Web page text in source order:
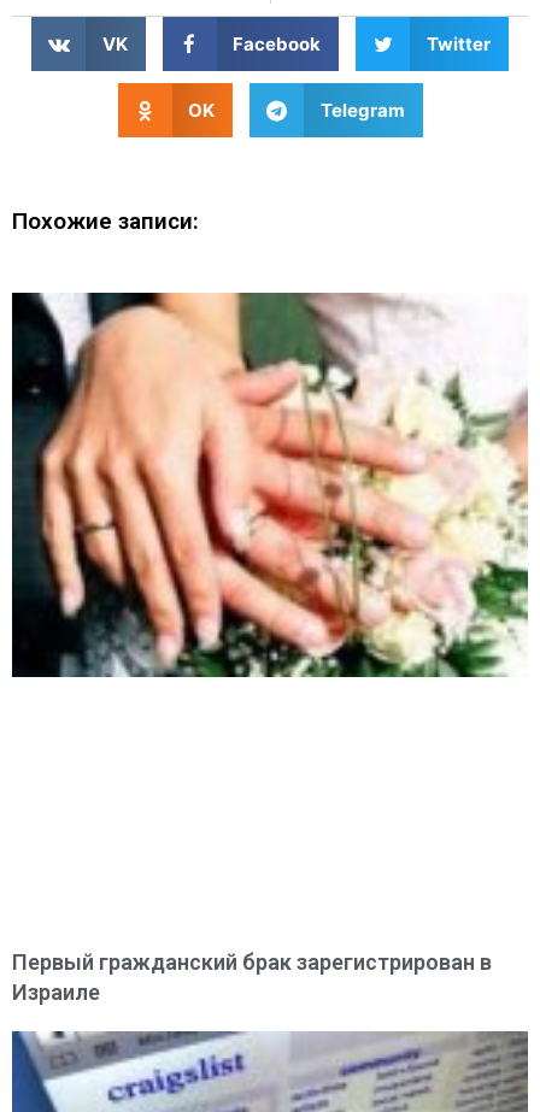
VK Facebook Twitter
OK Telegram
Похожие записи:
Первый гражданский брак зарегистрирован в
Израиле